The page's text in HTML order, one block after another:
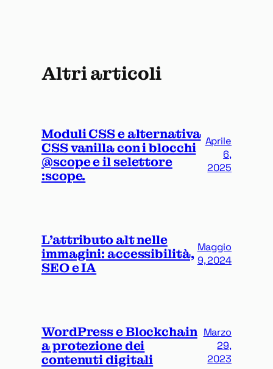
Altri articoli
Moduli CSS e alternativa
CSS vanilla con i blocchi
@scope e il selettore
:scope.
Aprile
6,
2025
L’attributo alt nelle
immagini: accessibilità,
SEO e IA
Maggio
9, 2024
WordPress e Blockchain
a protezione dei
contenuti digitali
Marzo
29,
2023